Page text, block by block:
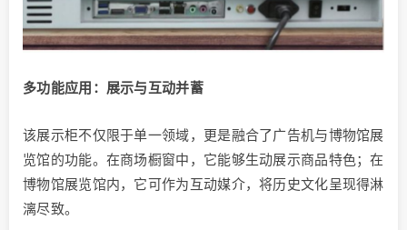
多功能应用：展示与互动并蓄
该展示柜不仅限于单一领域，更是融合了广告机与博物馆展
览馆的功能。在商场橱窗中，它能够生动展示商品特色；在
博物馆展览馆内，它可作为互动媒介，将历史文化呈现得淋
漓尽致。